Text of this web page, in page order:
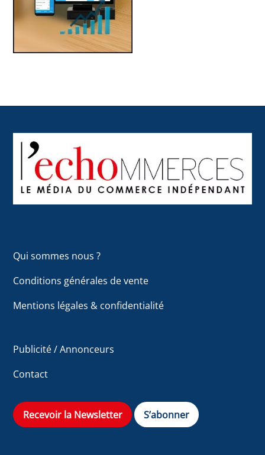
To
Top
Qui sommes nous ?
Conditions générales de vente
Mentions légales & confidentialité
Publicité / Annonceurs
Contact
Recevoir la Newsletter S’abonner